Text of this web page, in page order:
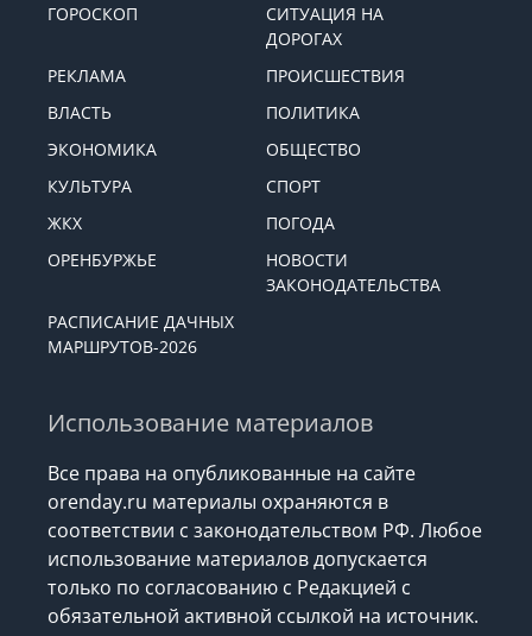
ГОРОСКОП
СИТУАЦИЯ НА
ДОРОГАХ
РЕКЛАМА
ПРОИСШЕСТВИЯ
ВЛАСТЬ
ПОЛИТИКА
ЭКОНОМИКА
ОБЩЕСТВО
КУЛЬТУРА
СПОРТ
ЖКХ
ПОГОДА
ОРЕНБУРЖЬЕ
НОВОСТИ
ЗАКОНОДАТЕЛЬСТВА
РАСПИСАНИЕ ДАЧНЫХ
МАРШРУТОВ-2026
Использование материалов
Все права на опубликованные на сайте
orenday.ru материалы охраняются в
соответствии с законодательством РФ. Любое
использование материалов допускается
только по согласованию с Редакцией с
обязательной активной ссылкой на источник.